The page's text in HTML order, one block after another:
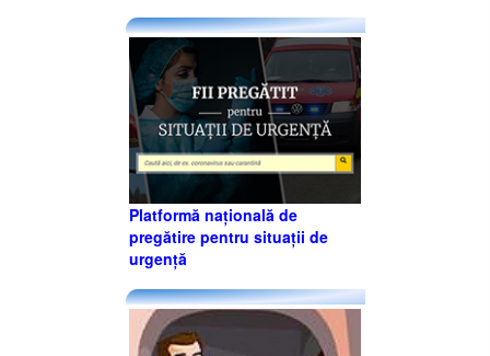
Platformă națională de
pregătire pentru situații de
urgență